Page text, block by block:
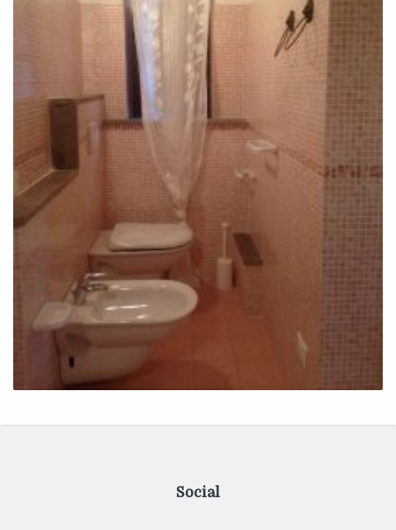
Social